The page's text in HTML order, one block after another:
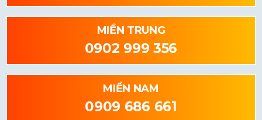
MIỀN TRUNG
0902 999 356
MIỀN NAM
0909 686 661